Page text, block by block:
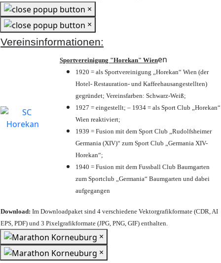
×
×
Vereinsinformationen:
Sportvereinigung "Horekan" Wienen
1920 = als Sportvereinigung „Horekan“ Wien (der
Hotel- Restauration- und Kaffeehausangestellten)
gegründet; Vereinsfarben: Schwarz-Weiß;
1927 = eingestellt; – 1934 = als Sport Club „Horekan“
Wien reaktiviert;
1939 = Fusion mit dem Sport Club „Rudolfsheimer
Germania (XIV)“ zum Sport Club „Germania XIV-
Horekan“;
1940 = Fusion mit dem Fussball Club Baumgarten
zum Sportclub „Germania“ Baumgarten und dabei
aufgegangen
Download: Im Downloadpaket sind 4 verschiedene Vektorgrafikformate (CDR, AI
EPS, PDF) und 3 Pixelgrafikformate (JPG, PNG, GIF) enthalten.
×
×